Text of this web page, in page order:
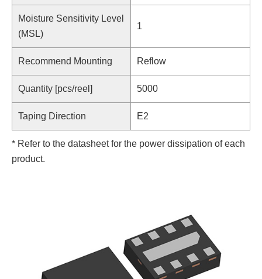
Moisture Sensitivity Level
(MSL)
1
Recommend Mounting Reflow
Quantity [pcs/reel] 5000
Taping Direction E2
* Refer to the datasheet for the power dissipation of each
product.